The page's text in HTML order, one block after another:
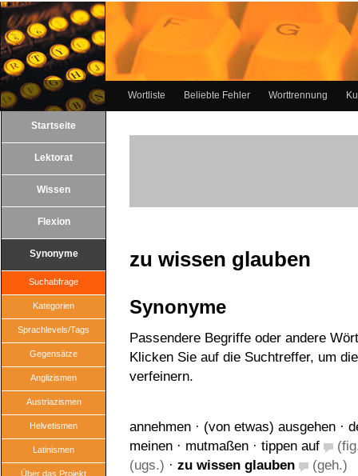
Wortliste Beliebte Fehler Worttrennung
Startseite
Lektorat
Wissen
Flexion
Synonyme
Suchabfrage
Kategorien
Sprachlevels/Tags
Gegensätze
Anglizismen
Austriazismen
Helvetismen
Latinismen
Über das Projekt
zu wissen glauben
Synonyme
Passendere Begriffe oder andere
Klicken Sie auf die Suchtreffer, um
verfeinern.
annehmen · (von etwas) ausgehen ·
meinen · mutmaßen · tippen auf
(ugs.) · zu wissen glauben (geh.)